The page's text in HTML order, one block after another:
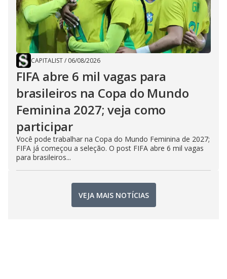
CAPITALIST/ 06/08/2026
FIFA abre 6 mil vagas para
brasileiros na Copa do Mundo
Feminina 2027; veja como
participar
Você pode trabalhar na Copa do Mundo Feminina de 2027;
FIFA já começou a seleção. O post FIFA abre 6 mil vagas
para brasileiros...
VEJA MAIS NOTÍCIAS